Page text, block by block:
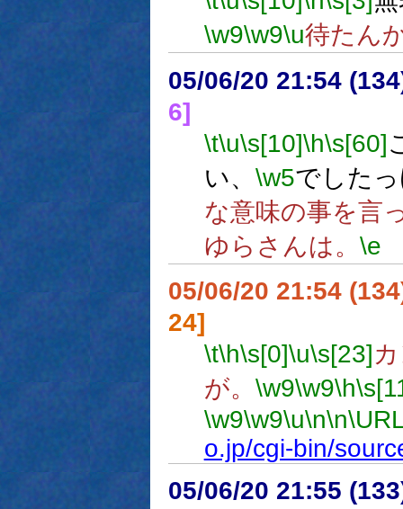
\w9\w9\u待たん
05/06/20 21:54
6]
\t\u\s[10]\h\s[60]
い、 \w5でした
な意味の事を言
ゆらさんは。 \e
05/06/20 21:54
24]
\t\h\s[0]\u\s[23]
が。 \w9\w9\h
\w9\w9\u\n\n
o.jp/cgi-bin/
05/06/20 21:55